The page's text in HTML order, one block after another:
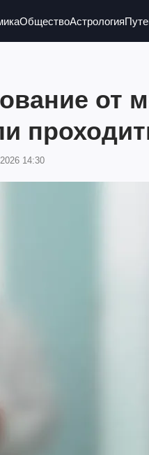
ОбществоАстрология
от
14:30